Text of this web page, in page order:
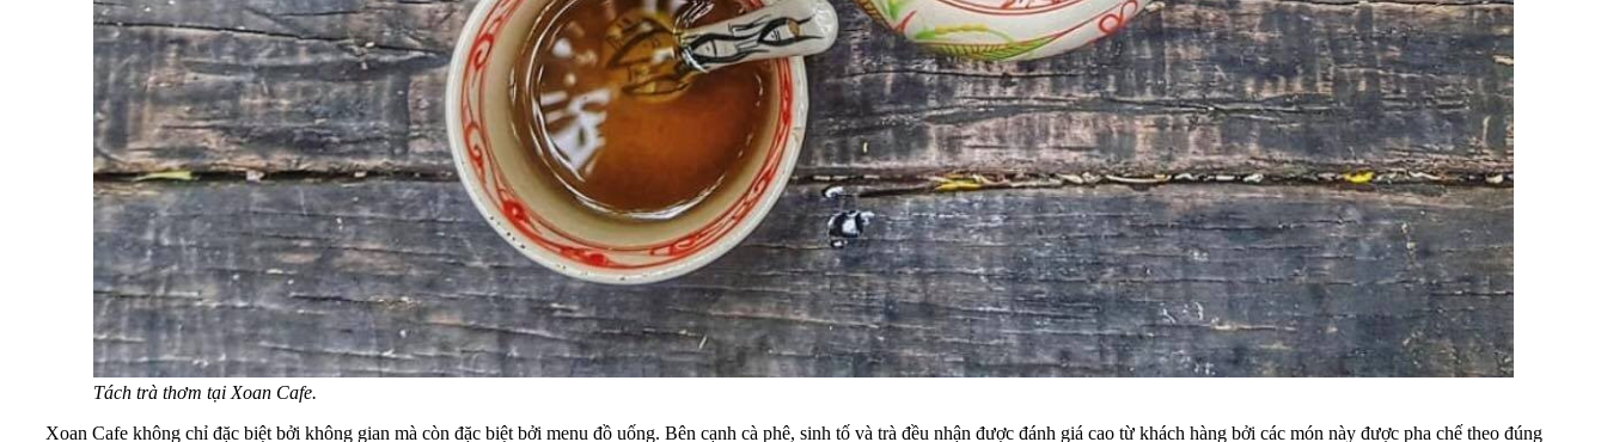
Tách trà thơm tại Xoan Cafe.
Xoan Cafe không chỉ đặc biệt bởi không gian mà còn đặc biệt bởi menu đồ uống. Bên cạnh cà phê, sinh tố và trà đều nhận được đánh giá cao từ khách hàng bởi các món này được pha chế theo đúng